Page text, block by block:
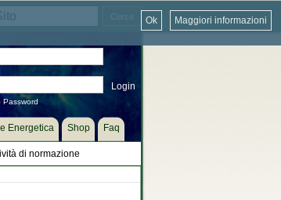
Password
di normazione
Energetica Shop Faq
Maggiori informazioni
Ok